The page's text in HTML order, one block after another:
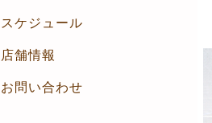
スケジュール
店舗情報
お問い合わせ